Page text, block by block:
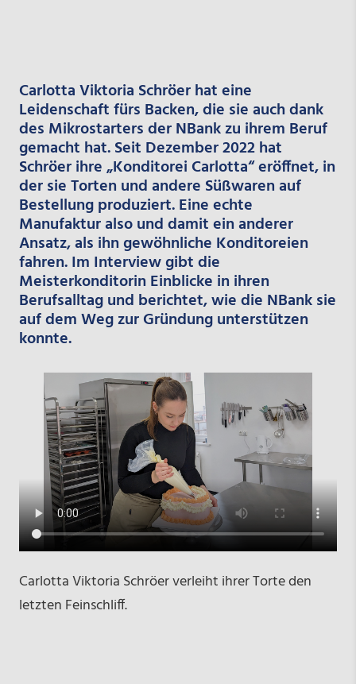
Carlotta Viktoria Schröer hat eine
Leidenschaft fürs Backen, die sie auch dank
des Mikrostarters der NBank zu ihrem Beruf
gemacht hat. Seit Dezember 2022 hat
Schröer ihre „Konditorei Carlotta“ eröffnet, in
der sie Torten und andere Süßwaren auf
Bestellung produziert. Eine echte
Manufaktur also und damit ein anderer
Ansatz, als ihn gewöhnliche Konditoreien
fahren. Im Interview gibt die
Meisterkonditorin Einblicke in ihren
Berufsalltag und berichtet, wie die NBank sie
auf dem Weg zur Gründung unterstützen
konnte.
Carlotta Viktoria Schröer verleiht ihrer Torte den
letzten Feinschliff.